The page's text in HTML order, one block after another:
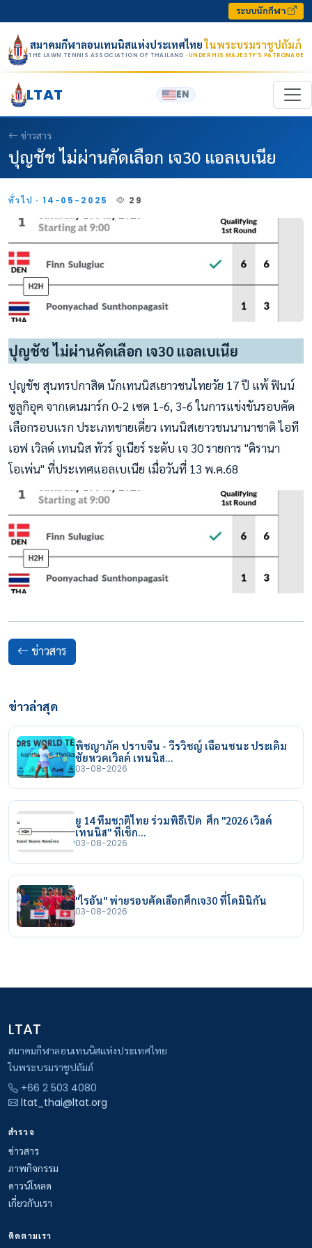
ระบบนักกีฬา
สมาคมกีฬาลอนเทนนิสแห่งประเทศไทยในพระบรมราชูปถัมภ์
THE LAWN TENNIS ASSOCIATION OF THAILAND · UNDER HIS MAJESTY’S PATRONAGE
LTAT EN
ข่าวสาร
ปุญชัช ไม่ผ่านคัดเลือก เจ30 แอลเบเนีย
ทั่วไป · 14-05-2025 29
ปุญชัช ไม่ผ่านคัดเลือก เจ30 แอลเบเนีย
ปุญชัช สุนทรปกาสิต นักเทนนิสเยาวชนไทยวัย 17 ปี แพ้ ฟินน์
ซูลูกิอุค จากเดนมาร์ก 0-2 เซต 1-6, 3-6 ในการแข่งขันรอบคัด
เลือกรอบแรก ประเภทชายเดี่ยว เทนนิสเยาวชนนานาชาติ ไอที
เอฟ เวิลด์ เทนนิส ทัวร์ จูเนียร์ ระดับ เจ 30 รายการ "ติรานา
โอเพ่น" ที่ประเทศแอลเบเนีย เมื่อวันที่ 13 พ.ค.68
ข่าวสาร
ข่าวล่าสุด
พิชญาภัค ปราบจีน - วีรวิชญ์ เฉือนชนะ ประเดิม
ชัยหวดเวิลด์ เทนนิส…
03-08-2026
ยู 14 ทีมชาติไทย ร่วมพิธีเปิด ศึก "2026 เวิลด์
เทนนิส" ที่เช็ก…
03-08-2026
"ไรอัน" พ่ายรอบคัดเลือกศึกเจ30 ที่โดมินิกัน
03-08-2026
LTAT
สมาคมกีฬาลอนเทนนิสแห่งประเทศไทย
ในพระบรมราชูปถัมภ์
+66 2 503 4080
ltat_thai@ltat.org
สำรวจ
ข่าวสาร
ภาพกิจกรรม
ดาวน์โหลด
เกี่ยวกับเรา
ติดตามเรา